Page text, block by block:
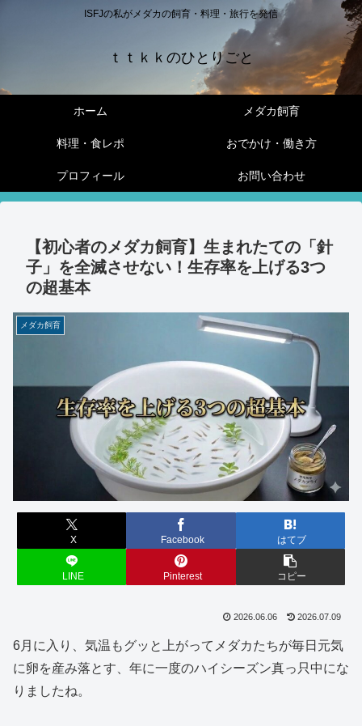
ISFJの私がメダカの飼育・料理・旅行を発信
ｔｔｋｋのひとりごと
ホーム メダカ飼育
料理・食レポ おでかけ・働き方
プロフィール お問い合わせ
【初心者のメダカ飼育】生まれたての「針
子」を全滅させない！生存率を上げる3つ
の超基本
メダカ飼育
X Facebook はてブ
LINE Pinterest コピー
2026.06.06 2026.07.09
6月に入り、気温もグッと上がってメダカたちが毎日元気
に卵を産み落とす、年に一度のハイシーズン真っ只中にな
りましたね。